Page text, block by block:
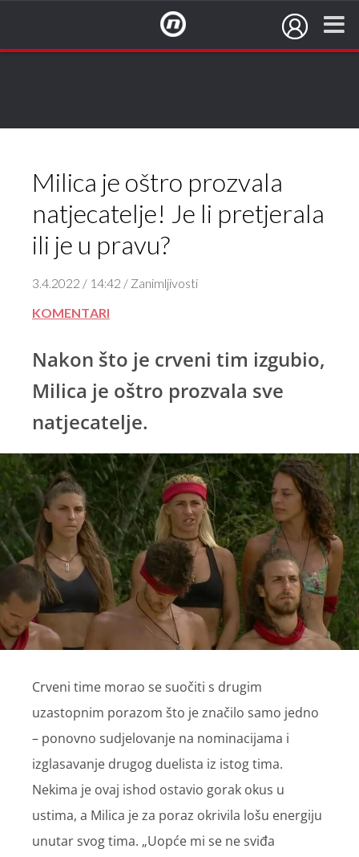
Milica je oštro prozvala
natjecatelje! Je li pretjerala
ili je u pravu?
3.4.2022 / 14:42 / Zanimljivosti
KOMENTARI
Nakon što je crveni tim izgubio,
Milica je oštro prozvala sve
natjecatelje.
Crveni time morao se suočiti s drugim
uzastopnim porazom što je značilo samo jedno
– ponovno sudjelovanje na nominacijama i
izglasavanje drugog duelista iz istog tima.
Nekima je ovaj ishod ostavio gorak okus u
ustima, a Milica je za poraz okrivila lošu energiju
unutar svog tima. „Uopće mi se ne sviđa